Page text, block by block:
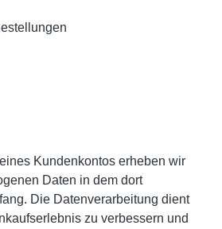
Kundenkontos erheben wir
Daten in dem dort
Die Datenverarbeitung dient
zu verbessern und